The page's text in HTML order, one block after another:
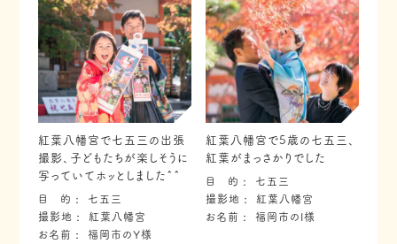
紅葉八幡宮で七五三の出張
撮影、子どもたちが楽しそうに
写っていてホッとしました^^
目 的
七五三
撮影地
紅葉八幡宮
お名前
福岡市のY様
紅葉八幡宮で5歳の七五三、
紅葉がまっさかりでした
目 的
七五三
撮影地
紅葉八幡宮
お名前
福岡市のI様